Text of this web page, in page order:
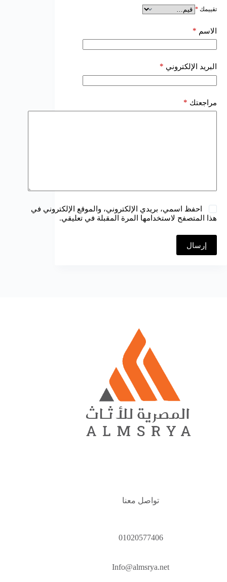
تقييمك *
الاسم *
البريد الإلكتروني *
مراجعتك *
احفظ اسمي، بريدي الإلكتروني، والموقع الإلكتروني في
هذا المتصفح لاستخدامها المرة المقبلة في تعليقي.
إرسال
تواصل معنا
01020577406
Info@almsrya.net